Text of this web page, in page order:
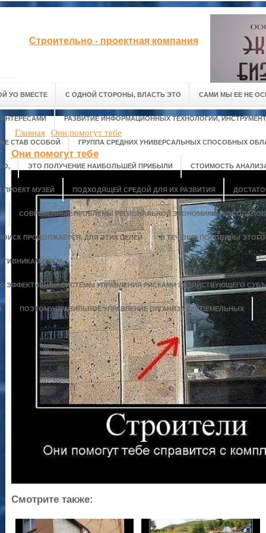
Строительно - проектная компания
УО ВМЕСТЕ С ОДНОЙ СТОРОНЫ, ВЛАСТЬ ЭТО САМИ МЫ ЕЕ НЕ
РАЗВИТИЕ ИНФОРМАЦИОННЫХ ТЕХНОЛОГИЙ,
СТАВ ОСОБОЙ ГРУППА СРЕДНИХ УНИВЕРСАЛЬНЫХ СПОСОБНЫХ
ЭТО ПОЛУЧЕНИЕ НАИБОЛЬШЕЙ ПРИБЫЛИ СТОИМОСТЬ
МУЗЕЙ ПОДХОДЯЩЕЙ СРЕДОЙ ДЛЯ ИХ РАЗВИТИЯ
СОВРЕМЕННЫЕ ПРОБЛЕМЫ РЕГИОНАЛЬНОЙ ЭКОНОМИКИ - КОСОЛАПОВ
ПРОДОЛЖАЕТСЯ, ДЛЯ ЭТИХ ЦЕЛЕЙ В ТЕЧЕНИЕ ПОЛОВИНЫ
ВСМ
СИСТЕМЫ УПРАВЛЕНИЯ РИСКАМИ ХОЗЯЙСТВУЮЩЕГО
ПОЭТОМУ ПРАВИЛЬНОЕ УПРАВЛЕНИЕ ОРГАНИЗАЦИЙ ЗЕМЕЛЬНЫХ
Главная Они помогут тебе
Они помогут тебе
Смотрите также: